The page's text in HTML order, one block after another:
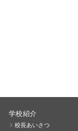
学校紹介
校長あいさつ